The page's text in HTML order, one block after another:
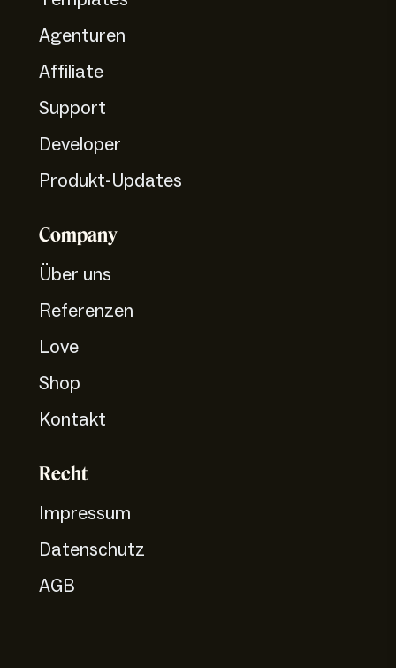
Agenturen
Affiliate
Support
Developer
Produkt-Updates
Company
Über uns
Referenzen
Love
Shop
Kontakt
Recht
Impressum
Datenschutz
AGB